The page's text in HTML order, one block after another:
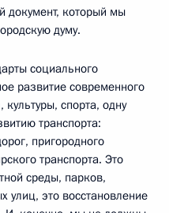
документ, который мы
думу.
социального
развитие современного
спорта, одну
транспорта:
пригородного
транспорта. Это
среды, парков,
улиц, это восстановление